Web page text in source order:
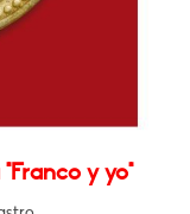
y yo"